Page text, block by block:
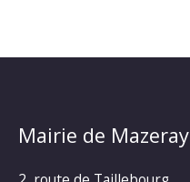
Mairie de Mazeray